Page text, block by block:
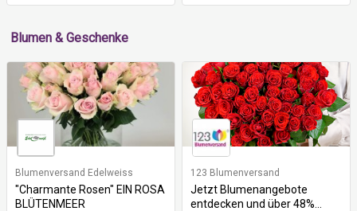
Blumen & Geschenke
Blumenversand Edelweiss
"Charmante Rosen" EIN ROSA
BLÜTENMEER
123 Blumenversand
Jetzt Blumenangebote
entdecken und über 48%...